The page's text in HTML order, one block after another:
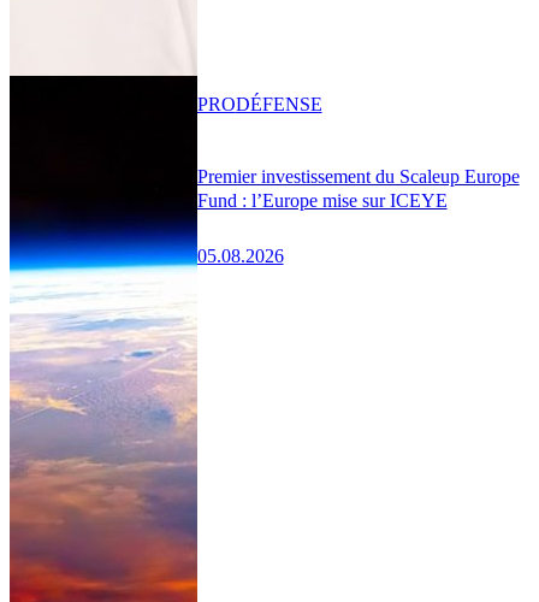
Premier investissement du Scaleup Europe
Fund : l’Europe mise sur ICEYE
05.08.2026
PRODÉFENSE